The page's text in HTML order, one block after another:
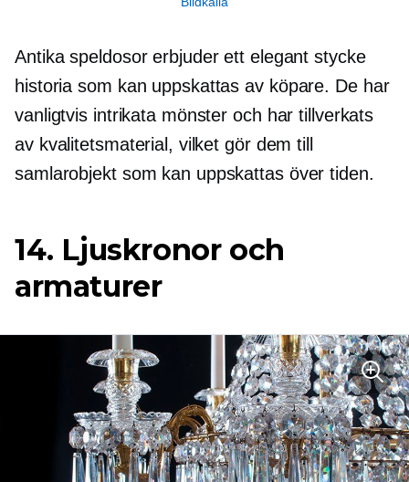
Antika speldosor erbjuder ett elegant stycke
historia som kan uppskattas av köpare. De har
vanligtvis intrikata mönster och har tillverkats
av kvalitetsmaterial, vilket gör dem till
samlarobjekt som kan uppskattas över tiden.
14. Ljuskronor och
armaturer